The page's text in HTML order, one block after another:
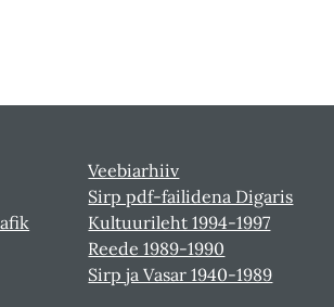
Veebiarhiiv
Sirp pdf-failidena Digaris
Kultuurileht 1994-1997
Reede 1989-1990
Sirp ja Vasar 1940-1989